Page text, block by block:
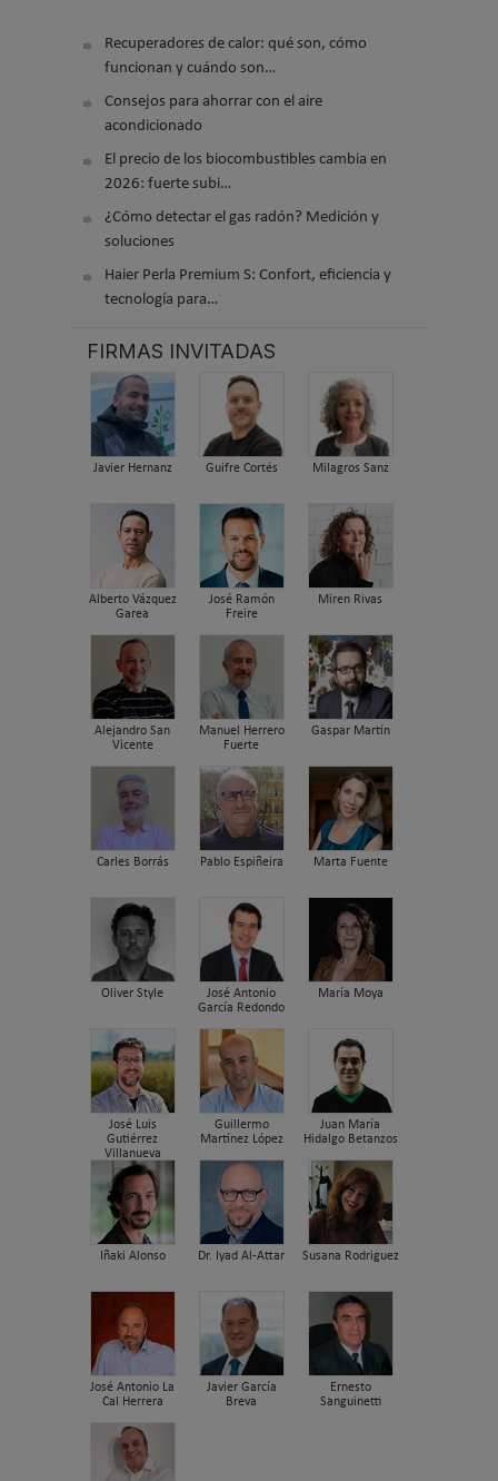
Recuperadores de calor: qué son, cómo
funcionan y cuándo son…
Consejos para ahorrar con el aire
acondicionado
El precio de los biocombustibles cambia en
2026: fuerte subi…
¿Cómo detectar el gas radón? Medición y
soluciones
Haier Perla Premium S: Confort, eficiencia y
tecnología para…
FIRMAS INVITADAS
Javier Hernanz Guifre Cortés Milagros Sanz
Alberto Vázquez
Garea
José Ramón
Freire
Miren Rivas
Alejandro San
Vicente
Manuel Herrero
Fuerte
Gaspar Martín
Carles Borrás Pablo Espiñeira Marta Fuente
Oliver Style
José Antonio
García Redondo
María Moya
José Luis
Gutiérrez
Villanueva
Guillermo
Martínez López
Juan María
Hidalgo Betanzos
Iñaki Alonso Dr. Iyad Al-Attar Susana Rodriguez
José Antonio La
Cal Herrera
Javier García
Breva
Ernesto
Sanguinetti